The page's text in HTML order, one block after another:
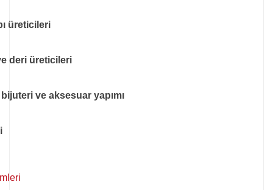
üreticileri
deri üreticileri
ve aksesuar yapımı